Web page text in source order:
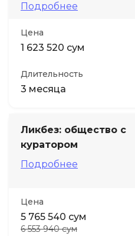
Подробнее
Цена
1 623 520 сум
Длительность
3 месяца
Ликбез: общество с
куратором
Подробнее
Цена
5 765 540 сум
6 553 940 сум